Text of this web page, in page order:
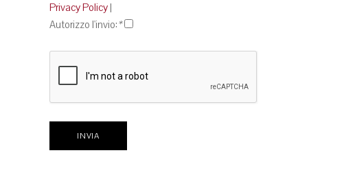
Privacy Policy |
Autorizzo l'invio:*